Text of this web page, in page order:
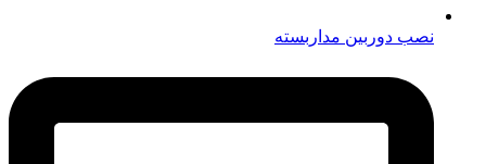
نصب دوربین مداربسته